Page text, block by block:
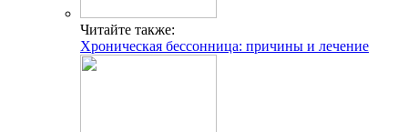
Читайте также:
Хроническая бессонница: причины и лечение